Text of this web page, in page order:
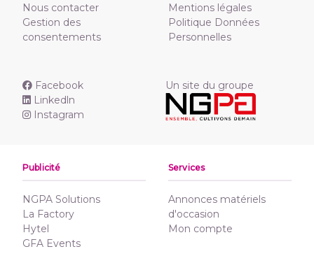
Nous contacter
Gestion des
consentements
Mentions légales
Politique Données
Personnelles
Facebook
Linkedln
Instagram
Un site du groupe
Publicité
NGPA Solutions
La Factory
Hytel
GFA Events
Services
Annonces matériels
d'occasion
Mon compte